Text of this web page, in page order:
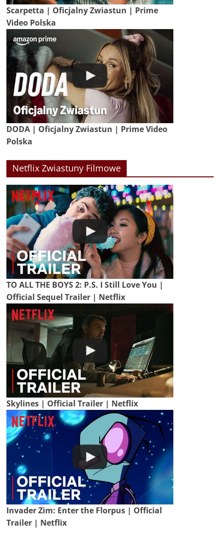
Scarpetta | Oficjalny Zwiastun | Prime
Video Polska
DODA | Oficjalny Zwiastun | Prime Video
Polska
Netflix Zwiastuny Filmowe
TO ALL THE BOYS 2: P.S. I Still Love You |
Official Sequel Trailer | Netflix
Skylines | Official Trailer | Netflix
Invader Zim: Enter the Florpus | Official
Trailer | Netflix